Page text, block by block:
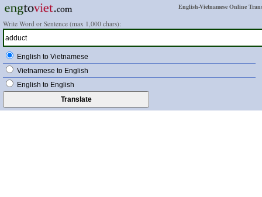
English-Vietnamese Online
Write Word or Sentence (max 1,000 chars):
English to Vietnamese
Vietnamese to English
English to English